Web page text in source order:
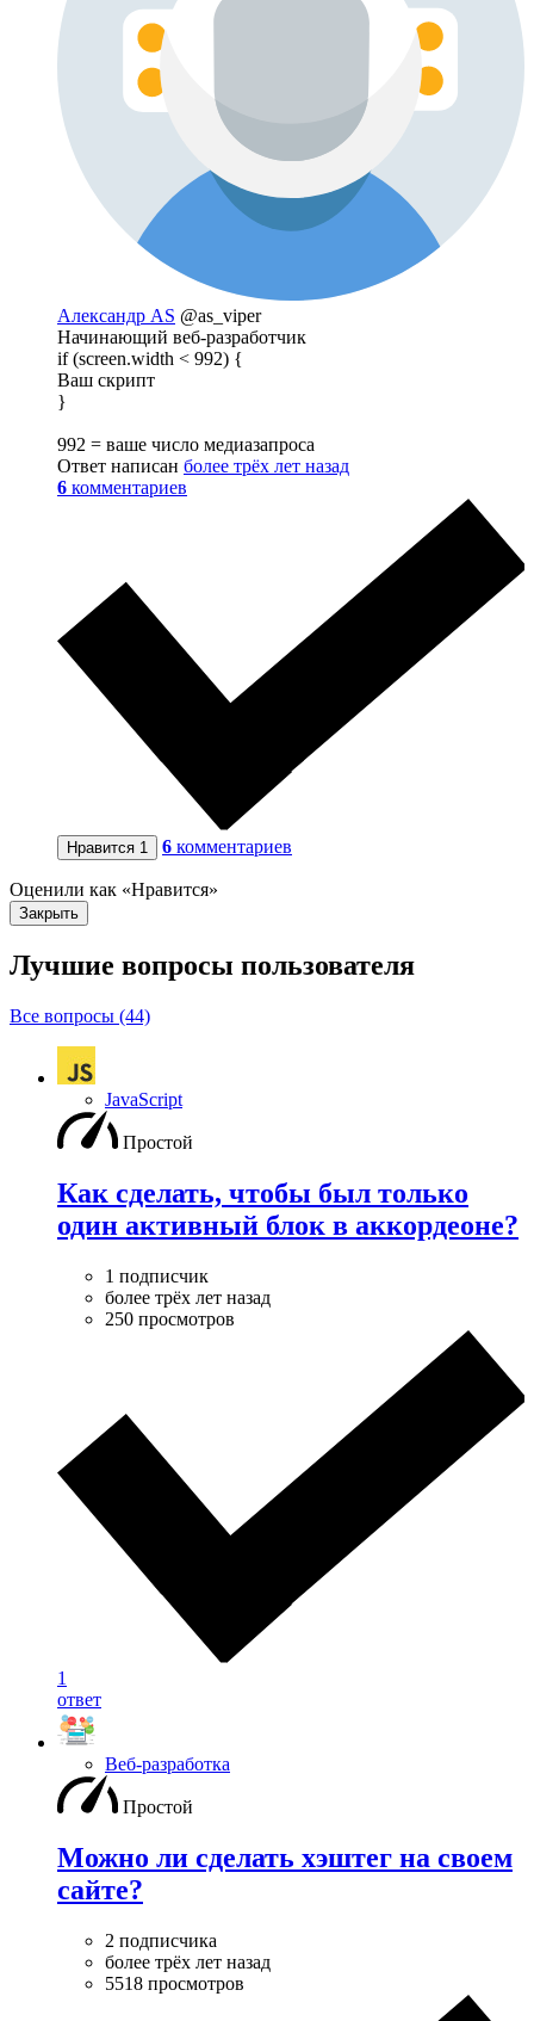
Александр AS @as_viper
Начинающий веб-разработчик
if (screen.width < 992) {
Ваш скрипт
}
992 = ваше число медиазапроса
Ответ написан более трёх лет назад
6 комментариев
Нравится 1 6 комментариев
Оценили как «Нравится»
Закрыть
Лучшие вопросы пользователя
Все вопросы (44)
JavaScript
Простой
Как сделать, чтобы был только
один активный блок в аккордеоне?
1 подписчик
более трёх лет назад
250 просмотров
1
ответ
Веб-разработка
Простой
Можно ли сделать хэштег на своем
сайте?
2 подписчика
более трёх лет назад
5518 просмотров